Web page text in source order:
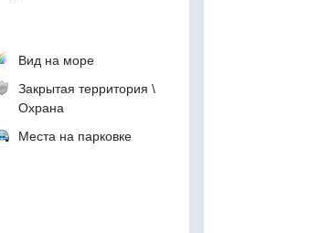
Вид на море
Закрытая территория \
Охрана
Места на парковке